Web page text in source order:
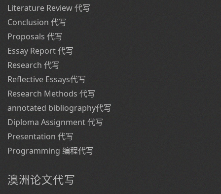
Literature Review 代写
Conclusion 代写
Proposals 代写
Essay Report 代写
Research 代写
Reflective Essays代写
Research Methods 代写
annotated bibliography代写
Diploma Assignment 代写
Presentation 代写
Programming 编程代写
澳洲论文代写